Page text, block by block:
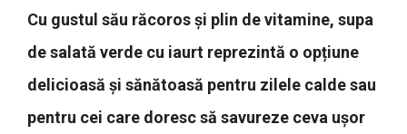
Cu gustul său răcoros și plin de vitamine, supa
de salată verde cu iaurt reprezintă o opțiune
delicioasă și sănătoasă pentru zilele calde sau
pentru cei care doresc să savureze ceva ușor